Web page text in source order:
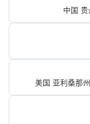
中国
美国 亚利桑那